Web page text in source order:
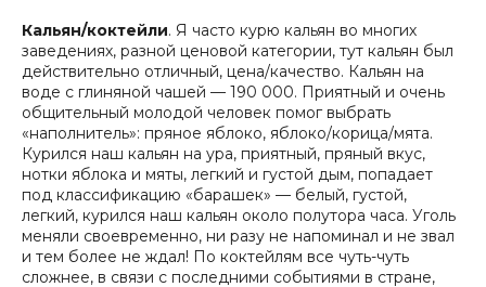
Кальян/коктейли. Я часто курю кальян во многих
заведениях, разной ценовой категории, тут кальян был
действительно отличный, цена/качество. Кальян на
воде с глиняной чашей — 190 000. Приятный и очень
общительный молодой человек помог выбрать
«наполнитель»: пряное яблоко, яблоко/корица/мята.
Курился наш кальян на ура, приятный, пряный вкус,
нотки яблока и мяты, легкий и густой дым, попадает
под классификацию «барашек» — белый, густой,
легкий, курился наш кальян около полутора часа. Уголь
меняли своевременно, ни разу не напоминал и не звал
и тем более не ждал! По коктейлям все чуть-чуть
сложнее, в связи с последними событиями в стране,